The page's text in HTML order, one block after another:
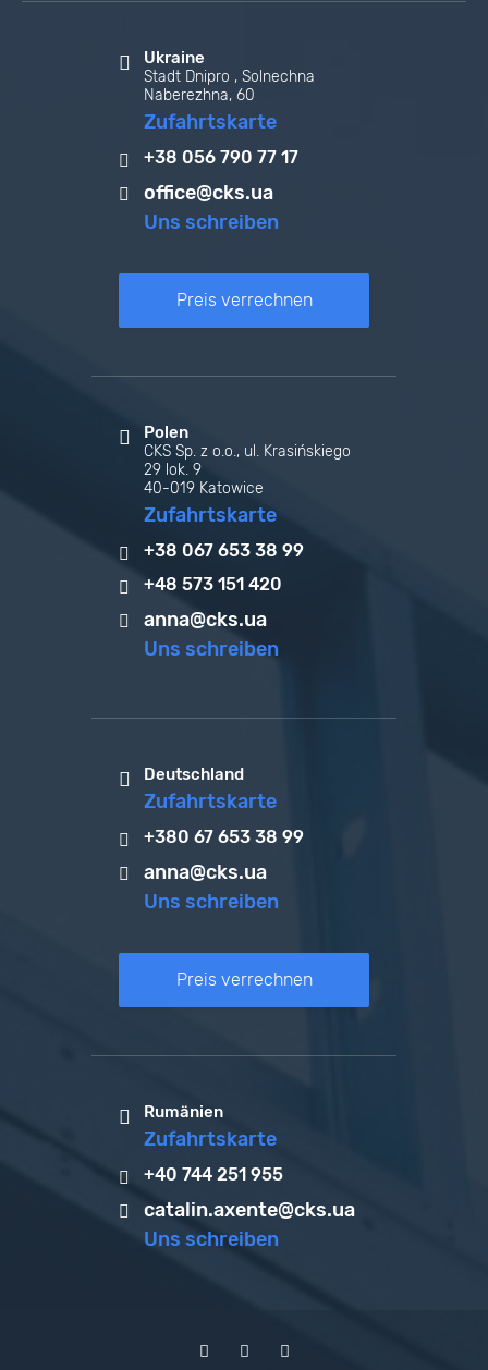
Ukraine
Stadt Dnipro , Solnechna
Naberezhna, 60
Zufahrtskarte
+38 056 790 77 17
office@cks.ua
Uns schreiben
Preis verrechnen
Polen
CKS Sp. z o.o., ul. Krasińskiego
29 lok. 9
40-019 Katowice
Zufahrtskarte
+38 067 653 38 99
+48 573 151 420
anna@cks.ua
Uns schreiben
Deutschland
Zufahrtskarte
+380 67 653 38 99
anna@cks.ua
Uns schreiben
Preis verrechnen
Rumänien
Zufahrtskarte
+40 744 251 955
catalin.axente@cks.ua
Uns schreiben